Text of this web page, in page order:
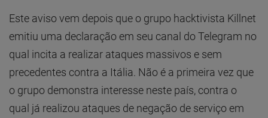
Este aviso vem depois que o grupo hacktivista Killnet
emitiu uma declaração em seu canal do Telegram no
qual incita a realizar ataques massivos e sem
precedentes contra a Itália. Não é a primeira vez que
o grupo demonstra interesse neste país, contra o
qual já realizou ataques de negação de serviço em